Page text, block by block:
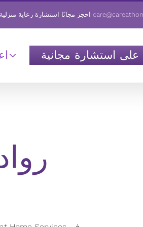
احجز مجانًا استشارة رعاية
استشارة مجانية